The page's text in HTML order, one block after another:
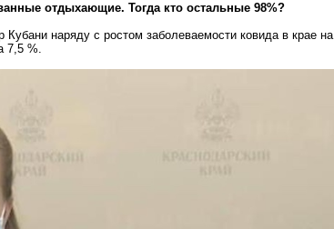
отдыхающие. Тогда кто остальные 98%?
наряду с ростом заболеваемости ковида в крае на
7,5 %.